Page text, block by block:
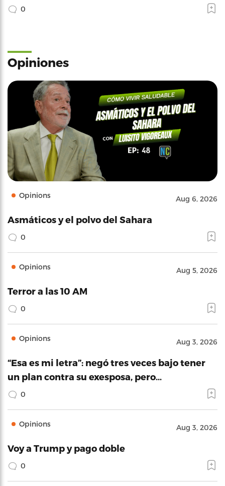
0
Opiniones
Opinions Aug 6, 2026
Asmáticos y el polvo del Sahara
0
Opinions Aug 5, 2026
Terror a las 10 AM
0
Opinions Aug 3, 2026
“Esa es mi letra”: negó tres veces bajo tener
un plan contra su exesposa, pero…
0
Opinions Aug 3, 2026
Voy a Trump y pago doble
0